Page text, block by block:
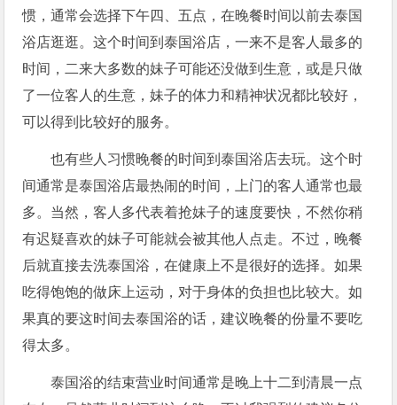
惯，通常会选择下午四、五点，在晚餐时间以前去泰国
浴店逛逛。这个时间到泰国浴店，一来不是客人最多的
时间，二来大多数的妹子可能还没做到生意，或是只做
了一位客人的生意，妹子的体力和精神状况都比较好，
可以得到比较好的服务。
也有些人习惯晚餐的时间到泰国浴店去玩。这个时
间通常是泰国浴店最热闹的时间，上门的客人通常也最
多。当然，客人多代表着抢妹子的速度要快，不然你稍
有迟疑喜欢的妹子可能就会被其他人点走。不过，晚餐
后就直接去洗泰国浴，在健康上不是很好的选择。如果
吃得饱饱的做床上运动，对于身体的负担也比较大。如
果真的要这时间去泰国浴的话，建议晚餐的份量不要吃
得太多。
泰国浴的结束营业时间通常是晚上十二到清晨一点